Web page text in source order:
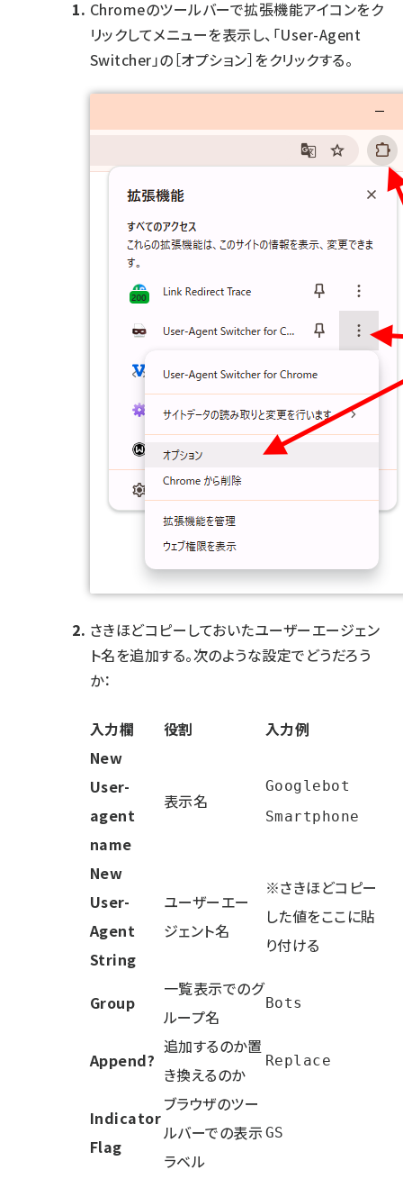
Chromeのツールバーで拡張機能アイコンをク
リックしてメニューを表示し、「User-Agent
Switcher」の［オプション］をクリックする。
さきほどコピーしておいたユーザーエージェン
ト名を追加する。次のような設定でどうだろう
か：
入力欄 役割
入力例
New
User-
agent
name
表示名
Googlebot
Smartphone
New
User-
Agent
String
ユーザーエー
ジェント名
※さきほどコピー
した値をここに貼
り付ける
Group
一覧表示でのグ
ループ名
Bots
Append?
追加するのか置
き換えるのか
Replace
Indicator
Flag
ブラウザのツー
ルバーでの表示
ラベル
GS